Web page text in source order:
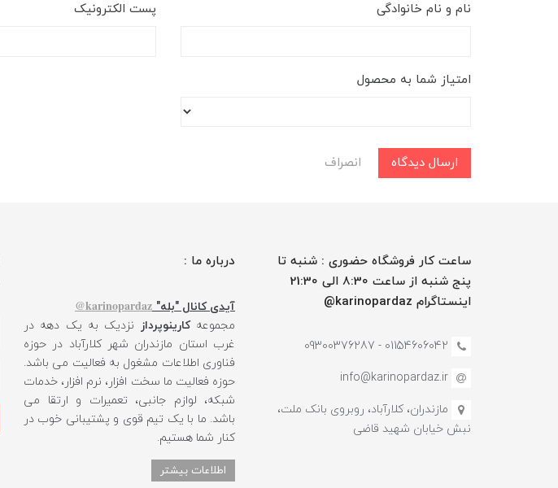
نام و نام خانوادگی پست الکترونیک
امتیاز شما به محصول
ارسال دیدگاه انصراف
ساعت کار فروشگاه حضوری : شنبه تا
پنج شنبه از ساعت 8:30 الی 21:30
اینستاگرام karinopardaz@
01154606042 - 09300376287
info@karinopardaz.ir
مازندران، کلارآباد، روبروی بانک ملت،
نبش خیابان شهید قاضی
درباره ما :
آیدی کانال "بله" karinopardaz@
مجموعهکارینوپرداز نزدیک به یک دهه در
غرب استان مازندران شهر کلارآباد در حوزه
فناوری اطلاعات مشغول به فعالیت می باشد.
حوزه فعالیت ما سخت افزار، نرم افزار، خدمات
شبکه، لوازم جانبی، تعمیرات و ارتقا می
باشد. ما با یک تیم قوی و پشتیبانی خوب در
کنار شما هستیم.
اطلاعات بیشتر